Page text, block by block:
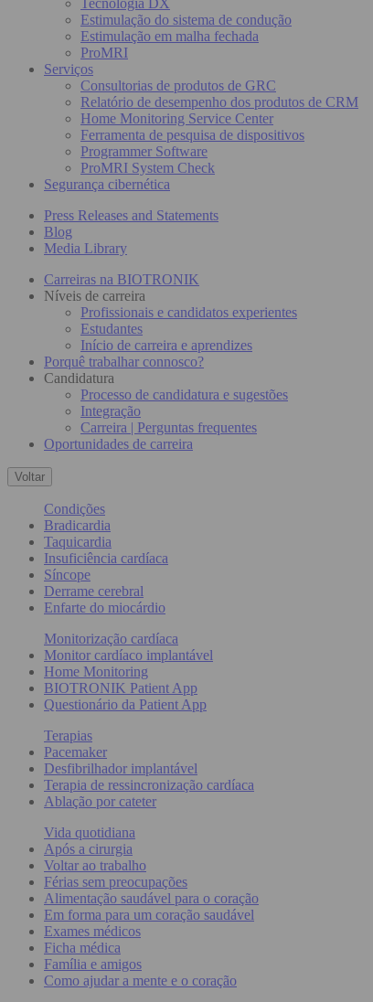
Estimulação do sistema de condução
Estimulação em malha fechada
ProMRI
Serviços
Consultorias de produtos de GRC
Relatório de desempenho dos produtos de CRM
Home Monitoring Service Center
Ferramenta de pesquisa de dispositivos
Programmer Software
ProMRI System Check
Segurança cibernética
Press Releases and Statements
Blog
Media Library
Carreiras na BIOTRONIK
Níveis de carreira
Profissionais e candidatos experientes
Estudantes
Início de carreira e aprendizes
Porquê trabalhar connosco?
Candidatura
Processo de candidatura e sugestões
Integração
Carreira | Perguntas frequentes
Oportunidades de carreira
Voltar
Condições
Bradicardia
Taquicardia
Insuficiência cardíaca
Síncope
Derrame cerebral
Enfarte do miocárdio
Monitorização cardíaca
Monitor cardíaco implantável
Home Monitoring
BIOTRONIK Patient App
Questionário da Patient App
Terapias
Pacemaker
Desfibrilhador implantável
Terapia de ressincronização cardíaca
Ablação por cateter
Vida quotidiana
Após a cirurgia
Voltar ao trabalho
Férias sem preocupações
Alimentação saudável para o coração
Em forma para um coração saudável
Exames médicos
Ficha médica
Família e amigos
Como ajudar a mente e o coração